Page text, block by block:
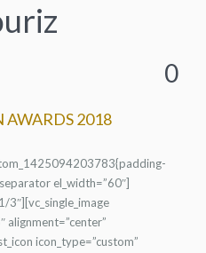
0
AWARDS 2018
el_width=”60″]
3″][vc_single_image
alignment=”center”
icon_type=”custom”